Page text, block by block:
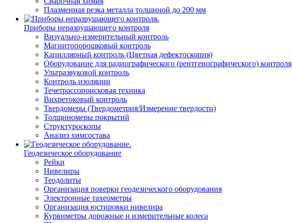
Плазменная резка металла толщиной до 200 мм
Приборы неразрушающего контроля
Визуально-измерительный контроль
Магнитопорошковый контроль
Капиллярный контроль (Цветная дефектоскопия)
Оборудование для радиографического (рентгенографического) контроля
Ультразвуковой контроль
Контроль изоляции
Течетрассопоисковая техника
Вихретоковый контроль
Твердомеры (Твердометрия/Измерение твердости)
Толщиномеры покрытий
Структуроскопы
Анализ химсостава
Геодезическое оборудование
Рейки
Нивелиры
Теодолиты
Организация поверки геодезического оборудования
Электронные тахеометры
Организация юстировки нивелира
Курвиметры дорожные и измерительные колеса